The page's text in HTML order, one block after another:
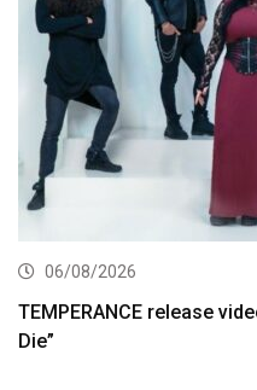
06/08/2026
TEMPERANCE release
Die”